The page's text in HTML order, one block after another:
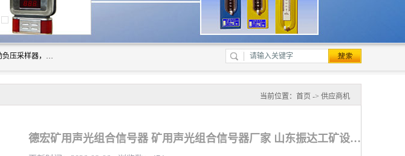
山东振达工矿设备有限公司是集科研开发、生产加工、电子商务为一体的技术型企业,公司主营:气体自动负压采样器，矿灯,光干涉甲烷测定器及其校验仪,甲烷报警仪及其校验装置,甲烷传感器校验装置,粉尘校验装置,煤尘爆炸校验装置,高压水表,三点测径规,圆型规,钢规磨耗仪,第四种检查器,内距尺,轮径尺,样板等铁路配件仪表,矿用设备等产品.
当前位置： 首页 -> 供应商机
德宏矿用声光组合信号器 矿用声光组合信号器厂家 山东振达工矿设备有限公司